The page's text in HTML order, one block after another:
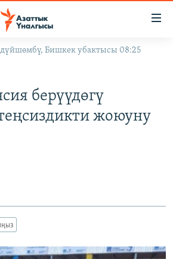
Бишкек убактысы 08:25
берүүдөгү
жоюуну